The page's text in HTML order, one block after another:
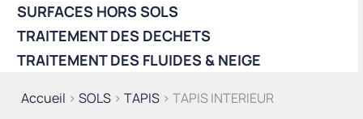
Accueil > SOLS > TAPIS > TAPIS INTERIEUR
SURFACES HORS SOLS
TRAITEMENT DES DECHETS
TRAITEMENT DES FLUIDES & NEIGE